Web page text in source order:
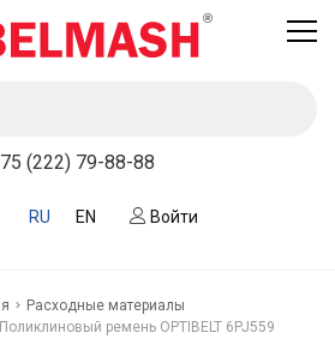
(222) 79-88-88
RU EN Войти
завода BELMASH
Компания
Новости
Расходные материалы
Поликлиновый ремень OPTIBELT 6PJ559